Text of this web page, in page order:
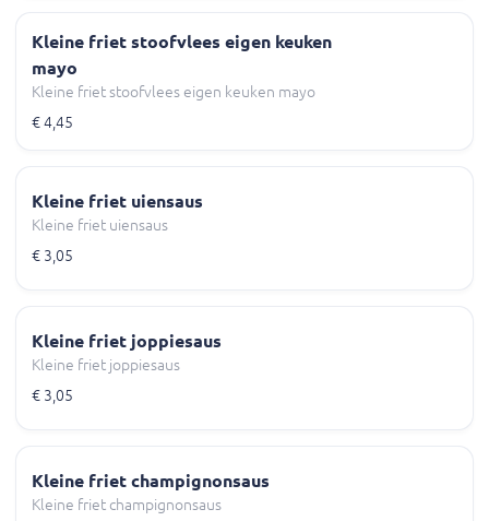
Kleine friet stoofvlees eigen keuken
mayo
Kleine friet stoofvlees eigen keuken mayo
€ 4,45
Kleine friet uiensaus
Kleine friet uiensaus
€ 3,05
Kleine friet joppiesaus
Kleine friet joppiesaus
€ 3,05
Kleine friet champignonsaus
Kleine friet champignonsaus